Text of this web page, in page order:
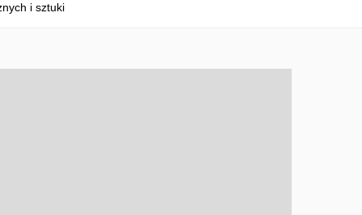
i sztuki